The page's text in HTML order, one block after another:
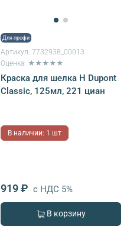
Для профи
Артикул: 7732938_00013
Оценка: ★★★★★
Краска для шелка H Dupont
Classic, 125мл, 221 циан
В наличии: 1 шт
919 ₽ с НДС 5%
В корзину